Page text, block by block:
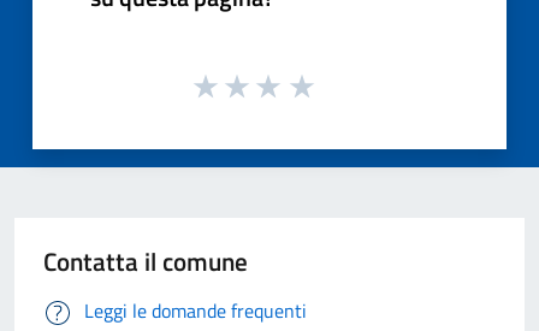
Contatta il comune
Leggi le domande frequenti